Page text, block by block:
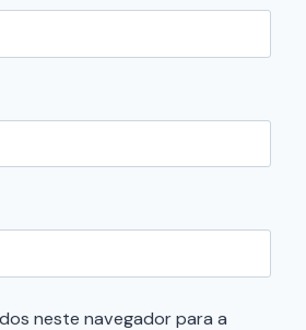
neste navegador para a